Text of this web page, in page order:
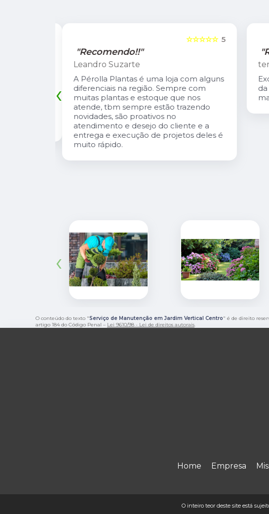
5
☆☆☆☆☆
"Recomendo!!"
Leandro Suzarte
A Pérolla Plantas é uma loja com alguns
diferenciais na região. Sempre com
muitas plantas e estoque que nos
atende, tbm sempre estão trazendo
novidades, são proativos no
atendimento e desejo do cliente e a
entrega e execução de projetos deles é
muito rápido.
da
‹
‹
O conteúdo do texto "Serviço de Manutenção em Jardim Vertical Centro" é de direito
artigo 184 do Código Penal – Lei 9610/98 - Lei de direitos autorais.
Home Empresa
O inteiro teor deste site está